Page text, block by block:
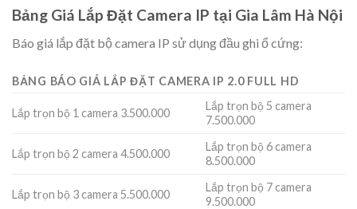
Bảng Giá Lắp Đặt Camera IP tại Gia Lâm Hà Nội
Báo giá lắp đặt bộ camera IP sử dụng đầu ghi ổ cứng:
BẢNG BÁO GIÁ LẮP ĐẶT CAMERA IP 2.0 FULL HD
Lắp trọn bộ 1 camera 3.500.000
Lắp trọn bộ 5 camera
7.500.000
Lắp trọn bộ 2 camera 4.500.000
Lắp trọn bộ 6 camera
8.500.000
Lắp trọn bộ 3 camera 5.500.000
Lắp trọn bộ 7 camera
9.500.000